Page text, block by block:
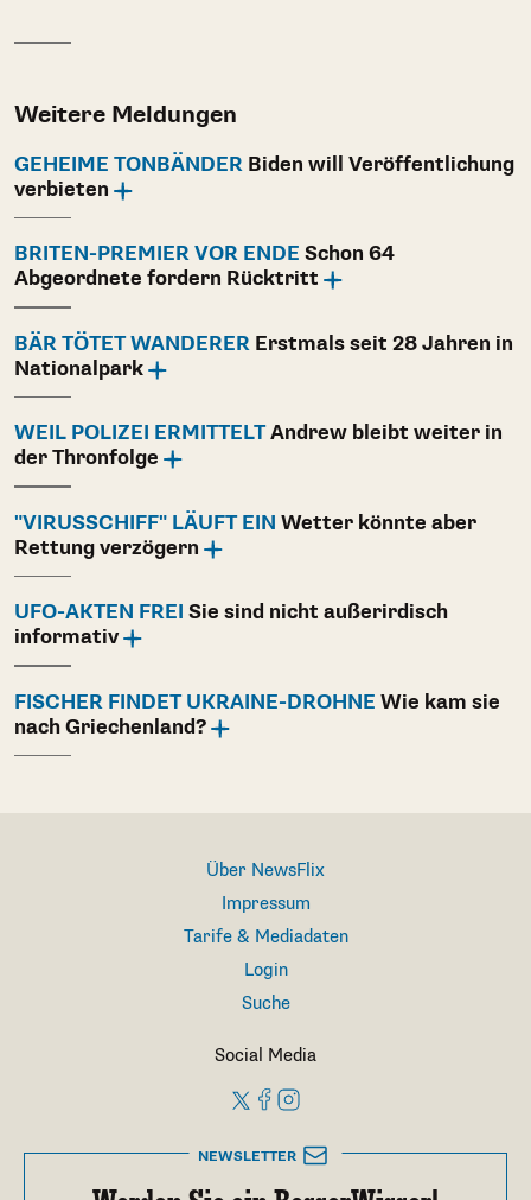
Weitere Meldungen
GEHEIME TONBÄNDER Biden will Veröffentlichung
verbieten
BRITEN-PREMIER VOR ENDE Schon 64
Abgeordnete fordern Rücktritt
BÄR TÖTET WANDERER Erstmals seit 28 Jahren in
Nationalpark
WEIL POLIZEI ERMITTELTAndrew bleibt weiter in
der Thronfolge
"VIRUSSCHIFF" LÄUFT EIN Wetter könnte aber
Rettung verzögern
UFO-AKTEN FREI Sie sind nicht außerirdisch
informativ
FISCHER FINDET UKRAINE-DROHNE Wie kam sie
nach Griechenland?
Über NewsFlix
Impressum
Tarife & Mediadaten
Login
Suche
Social Media
NEWSLETTER